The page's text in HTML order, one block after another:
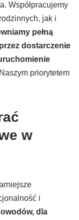
Współpracujemy
jak i
pełną
dostarczenie
priorytetem
w
i
dla